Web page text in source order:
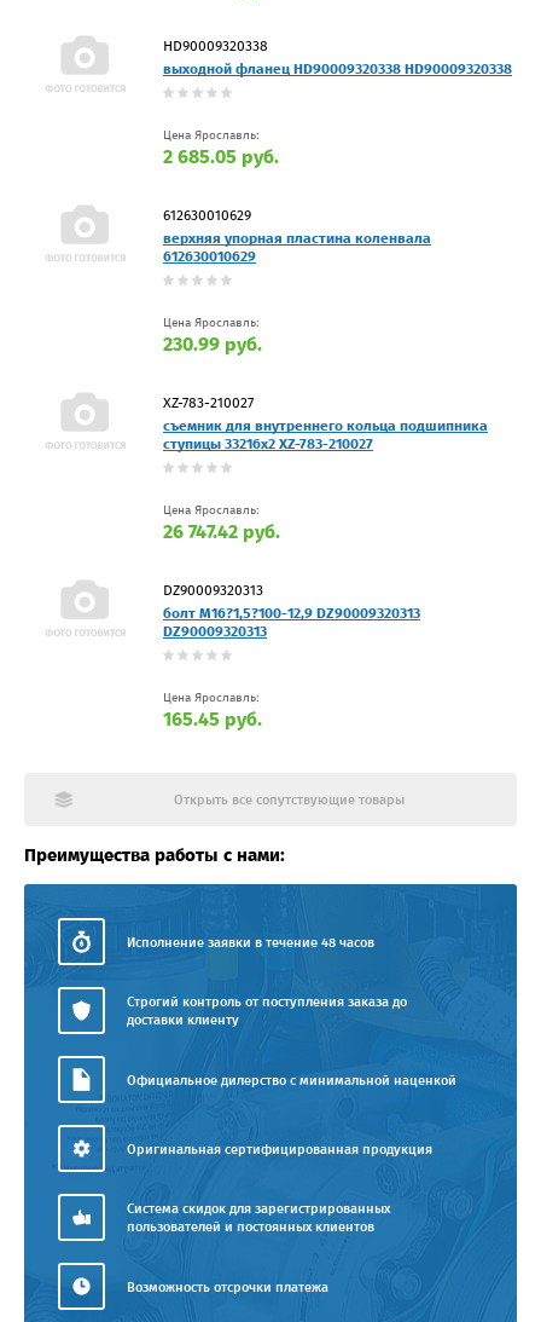
HD90009320338
выходной фланец HD90009320338 HD90009320338
Цена Ярославль:
2 685.05 руб.
612630010629
верхняя упорная пластина коленвала
612630010629
Цена Ярославль:
230.99 руб.
XZ-783-210027
съемник для внутреннего кольца подшипника
ступицы 33216x2 XZ-783-210027
Цена Ярославль:
26 747.42 руб.
DZ90009320313
болт M16?1,5?100-12,9 DZ90009320313
DZ90009320313
Цена Ярославль:
165.45 руб.
Открыть все сопутствующие товары
Преимущества работы с нами:
Исполнение заявки в течение 48 часов
Строгий контроль от поступления заказа до
доставки клиенту
Официальное дилерство с минимальной наценкой
Оригинальная сертифицированная продукция
Система скидок для зарегистрированных
пользователей и постоянных клиентов
Возможность отсрочки платежа